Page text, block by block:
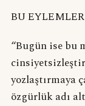
BU
“Bugün ise bu
yozlaştırmaya
özgürlük adı